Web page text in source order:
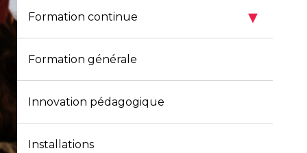
Formation continue ▾
Formation générale
Innovation pédagogique
Installations